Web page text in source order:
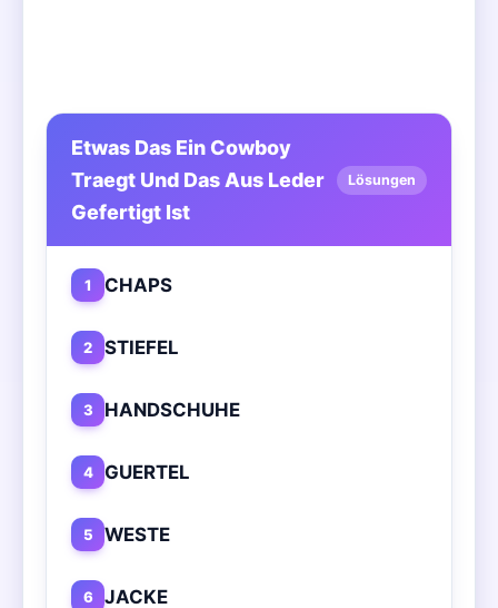
Etwas Das Ein Cowboy
Traegt Und Das Aus Leder
Gefertigt Ist
Lösungen
1 CHAPS
2 STIEFEL
3 HANDSCHUHE
4 GUERTEL
5 WESTE
6 JACKE